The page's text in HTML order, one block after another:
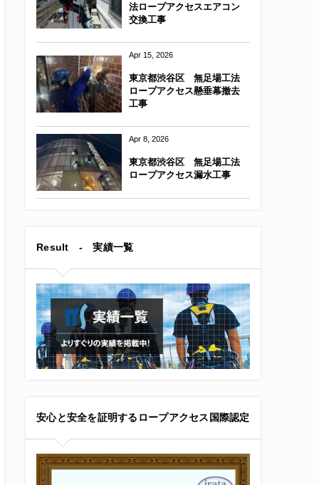
法ロープアクセスエアコン
交換工事
Apr 15, 2026
東京都渋谷区 無足場工法
ロープアクセス懸垂幕撤去
工事
Apr 8, 2026
東京都渋谷区 無足場工法
ロープアクセス漏水工事
Result - 実績一覧
安心と安全を証明するロープアクセス国際認定